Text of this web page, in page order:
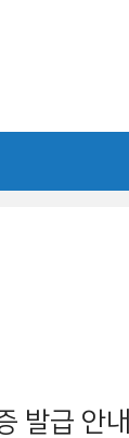
발급 안내